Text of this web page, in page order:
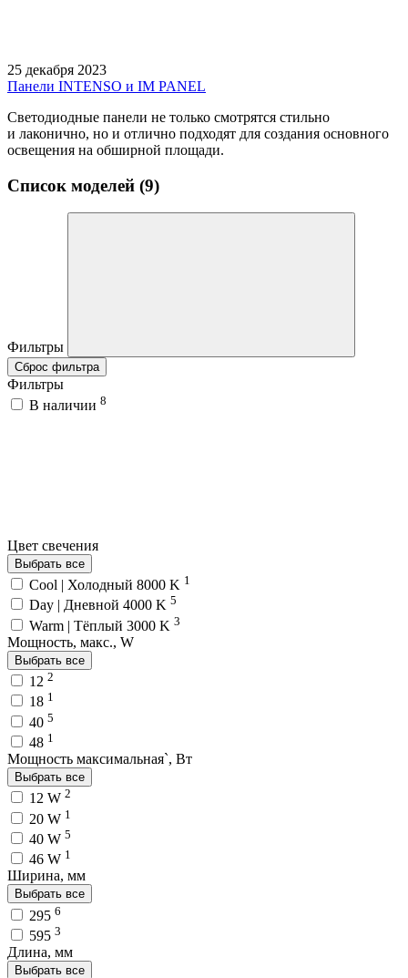
25 декабря 2023
Панели INTENSO и IM PANEL
Светодиодные панели не только смотрятся стильно
и лаконично, но и отлично подходят для создания основного
освещения на обширной площади.
Список моделей (9)
Фильтры
Сброс фильтра
Фильтры
В наличии 8
Цвет свечения
Выбрать все
Cool | Холодный 8000 K 1
Day | Дневной 4000 K 5
Warm | Тёплый 3000 K 3
Мощность, макс., W
Выбрать все
12 2
18 1
40 5
48 1
Мощность максимальная`, Вт
Выбрать все
12 W 2
20 W 1
40 W 5
46 W 1
Ширина, мм
Выбрать все
295 6
595 3
Длина, мм
Выбрать все